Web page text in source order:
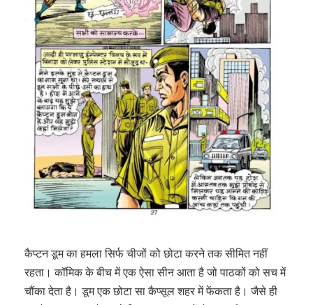
कैप्टन डूम का हमला सिर्फ चीजों को छोटा करने तक सीमित नहीं
रहता। कॉमिक के बीच में एक ऐसा सीन आता है जो पाठकों को सच में
चौंका देता है। डूम एक छोटा सा कैप्सूल शहर में फेंकता है। जैसे ही